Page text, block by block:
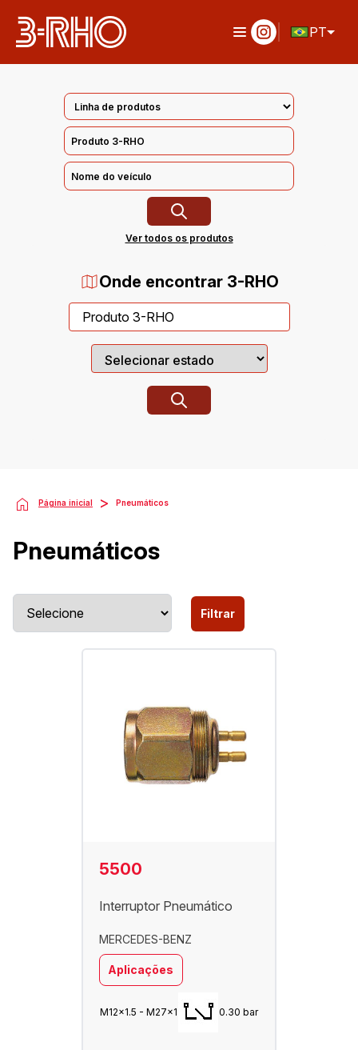
PT
Ver todos os produtos
Onde encontrar 3-RHO
Página inicial > Pneumáticos
Pneumáticos
Filtrar
5500
Interruptor Pneumático
MERCEDES-BENZ
Aplicações
M12x1.5 - M27x1 0.30 bar